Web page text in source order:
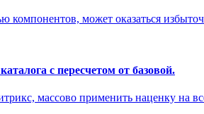
может оказаться
с пересчетом от базовой.
массово применить наценку на